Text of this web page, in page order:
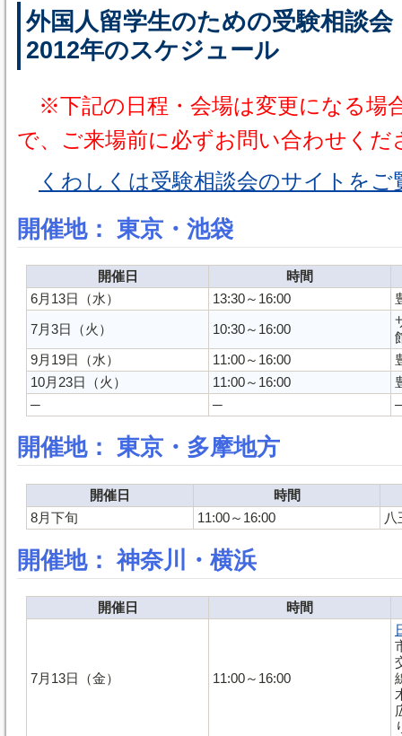
外国人留学生のための受験相談会
2012年のスケジュール
※下記の日程・会場は変更になる場
で、ご来場前に必ずお問い合わせくだ
くわしくは受験相談会のサイトをご
開催地： 東京・池袋
開催日
時間
6月13日（水）
13:30～16:00
7月3日（火）
10:30～16:00
9月19日（水）
11:00～16:00
10月23日（火）
11:00～16:00
─
─
開催地： 東京・多摩地方
開催日
時間
8月下旬
11:00～16:00 八
開催地： 神奈川・横浜
開催日 時間
7月13日（金） 11:00～16:00